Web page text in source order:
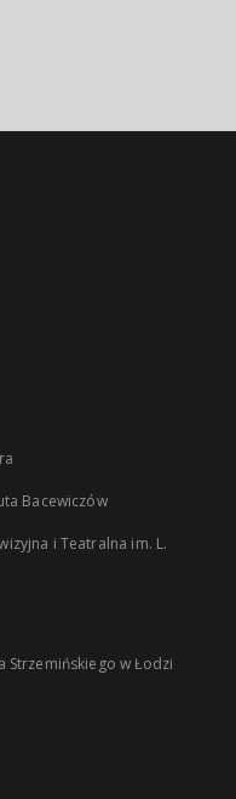
Bacewiczów
i Teatralna im. L.
Strzemińskiego w Łodzi